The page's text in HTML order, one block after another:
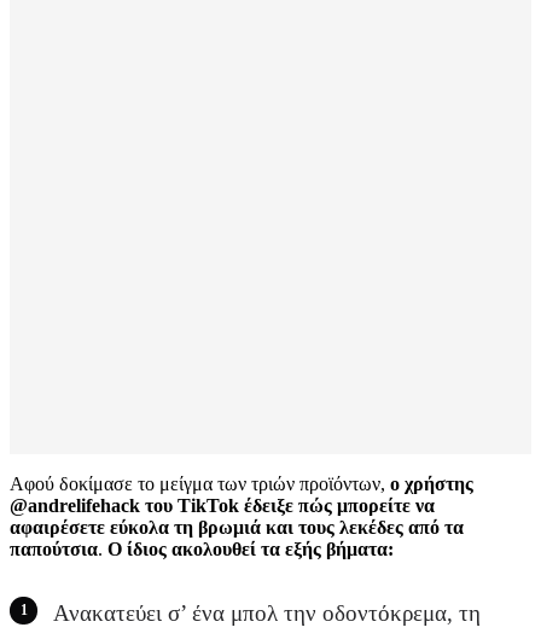
Αφού δοκίμασε το μείγμα των τριών προϊόντων, ο χρήστης
@andrelifehack του TikTok έδειξε πώς μπορείτε να
αφαιρέσετε εύκολα τη βρωμιά και τους λεκέδες από τα
παπούτσια. Ο ίδιος ακολουθεί τα εξής βήματα:
Ανακατεύει σ’ ένα μπολ την οδοντόκρεμα, τη